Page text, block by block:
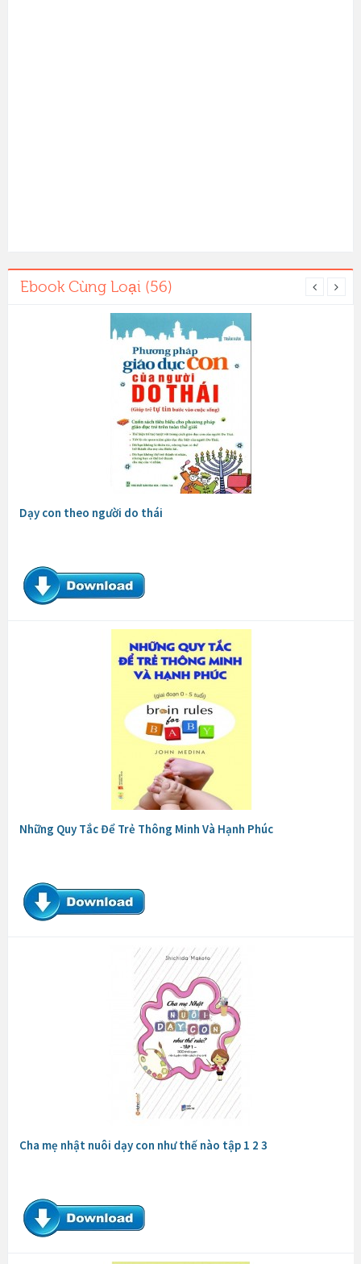
Ebook Cùng Loại (56)
Dạy con theo người do thái
Những Quy Tắc Để Trẻ Thông Minh Và Hạnh Phúc
Cha mẹ nhật nuôi dạy con như thế nào tập 1 2 3